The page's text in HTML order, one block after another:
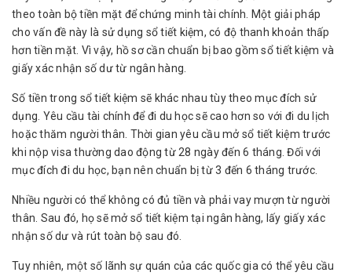
theo toàn bộ tiền mặt để chứng minh tài chính. Một giải pháp
cho vấn đề này là sử dụng sổ tiết kiệm, có độ thanh khoản thấp
hơn tiền mặt. Vì vậy, hồ sơ cần chuẩn bị bao gồm sổ tiết kiệm và
giấy xác nhận số dư từ ngân hàng.
Số tiền trong sổ tiết kiệm sẽ khác nhau tùy theo mục đích sử
dụng. Yêu cầu tài chính để đi du học sẽ cao hơn so với đi du lịch
hoặc thăm người thân. Thời gian yêu cầu mở sổ tiết kiệm trước
khi nộp visa thường dao động từ 28 ngày đến 6 tháng. Đối với
mục đích đi du học, bạn nên chuẩn bị từ 3 đến 6 tháng trước.
Nhiều người có thể không có đủ tiền và phải vay mượn từ người
thân. Sau đó, họ sẽ mở sổ tiết kiệm tại ngân hàng, lấy giấy xác
nhận số dư và rút toàn bộ sau đó.
Tuy nhiên, một số lãnh sự quán của các quốc gia có thể yêu cầu